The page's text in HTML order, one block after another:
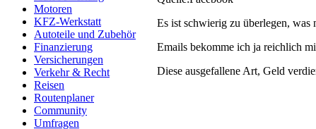
Motoren
KFZ-Werkstatt
Autoteile und Zubehör
Finanzierung
Versicherungen
Verkehr & Recht
Reisen
Routenplaner
Community
Umfragen
Es ist schwierig zu überlegen,
Emails bekomme ich ja reichlich
Diese ausgefallene Art, Geld